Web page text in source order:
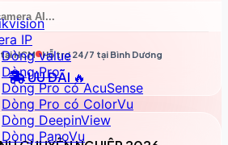
IP
Dòng value
Dòng Pro
Dòng Pro có AcuSense
Dòng Pro có ColorVu
Dòng DeepinView
Dòng PanoVu
tạiHCM Hỗ trợ 24/7 tại Bình Dương
ƯU ĐÃI 🔥